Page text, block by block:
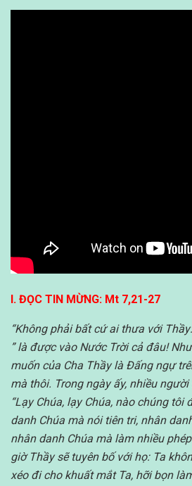
I. ĐỌC TIN MỪNG: Mt 7,21-27
“Không phải bất cứ ai thưa với
” là được vào Nước Trời cả đâu!
muốn của Cha Thầy là Đấng ngự
mà thôi. Trong ngày ấy, nhiều
“Lạy Chúa, lạy Chúa, nào chúng tôi
danh Chúa mà nói tiên tri, nhân
nhân danh Chúa mà làm nhiều
giờ Thầy sẽ tuyên bố với họ: Ta
xéo đi cho khuất mắt Ta, hỡi bọn